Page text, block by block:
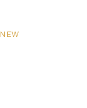
NEW